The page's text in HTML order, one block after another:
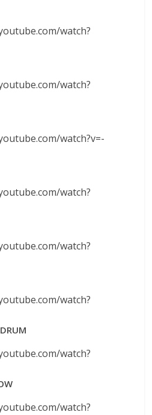
watch?
watch?
watch?v=-
watch?
watch?
watch?
watch?
watch?